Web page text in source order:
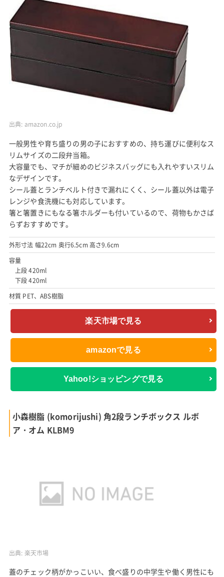
出典: amazon.co.jp
一般男性や育ち盛りの男の子におすすめの、持ち運びに便利なス
リムサイズの二段弁当箱。
大容量でも、マチが細めのビジネスバッグにも入れやすいスリム
なデザインです。
シール蓋とランチベルト付きで漏れにくく、シール蓋以外は電子
レンジや食洗機にも対応しています。
箸と箸置きにもなる箸ホルダーも付いているので、荷物もかさば
らずおすすめです。
外形寸法 幅22cm 奥行6.5cm 高さ9.6cm
容量
上段 420ml
下段 420ml
材質 PET、ABS樹脂
楽天市場で見る
amazonで見る
Yahoo!ショッピングで見る
小森樹脂 (komorijushi) 角2段ランチボックス ルボ
ア・オム KLBM9
出典: 楽天市場
蓋のチェック柄がかっこいい、食べ盛りの中学生や働く男性にも